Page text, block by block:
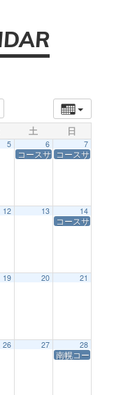
土 日
5 6
コースサービス休業
7
コースサービ
12 13 14
コースサービ
19 20 21
26 27 28
南幌コースサ